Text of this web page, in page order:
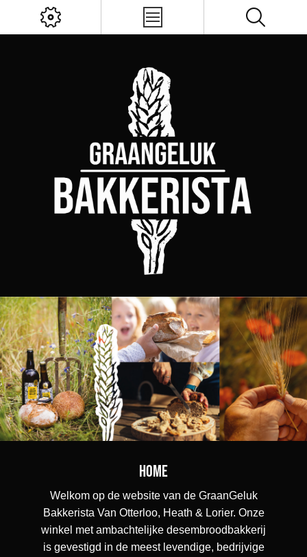
Home
Welkom op de website van de GraanGeluk
Bakkerista Van Otterloo, Heath & Lorier. Onze
winkel met ambachtelijke desembroodbakkerij
is gevestigd in de meest levendige, bedrijvige